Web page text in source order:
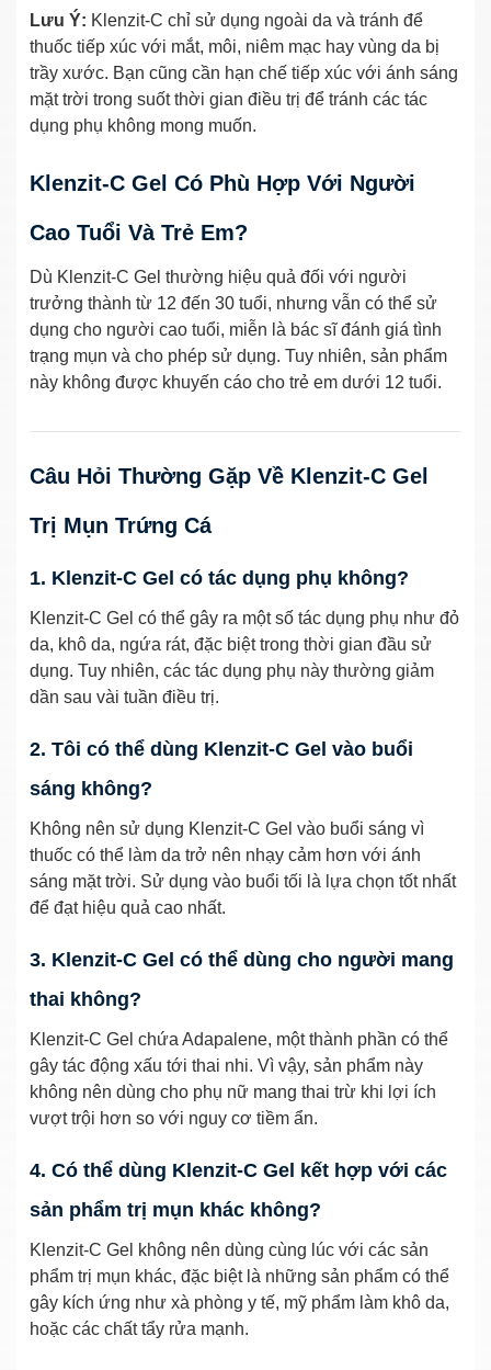
Lưu Ý: Klenzit-C chỉ sử dụng ngoài da và tránh để
thuốc tiếp xúc với mắt, môi, niêm mạc hay vùng da bị
trầy xước. Bạn cũng cần hạn chế tiếp xúc với ánh sáng
mặt trời trong suốt thời gian điều trị để tránh các tác
dụng phụ không mong muốn.
Klenzit-C Gel Có Phù Hợp Với Người
Cao Tuổi Và Trẻ Em?
Dù Klenzit-C Gel thường hiệu quả đối với người
trưởng thành từ 12 đến 30 tuổi, nhưng vẫn có thể sử
dụng cho người cao tuổi, miễn là bác sĩ đánh giá tình
trạng mụn và cho phép sử dụng. Tuy nhiên, sản phẩm
này không được khuyến cáo cho trẻ em dưới 12 tuổi.
Câu Hỏi Thường Gặp Về Klenzit-C Gel
Trị Mụn Trứng Cá
1. Klenzit-C Gel có tác dụng phụ không?
Klenzit-C Gel có thể gây ra một số tác dụng phụ như đỏ
da, khô da, ngứa rát, đặc biệt trong thời gian đầu sử
dụng. Tuy nhiên, các tác dụng phụ này thường giảm
dần sau vài tuần điều trị.
2. Tôi có thể dùng Klenzit-C Gel vào buổi
sáng không?
Không nên sử dụng Klenzit-C Gel vào buổi sáng vì
thuốc có thể làm da trở nên nhạy cảm hơn với ánh
sáng mặt trời. Sử dụng vào buổi tối là lựa chọn tốt nhất
để đạt hiệu quả cao nhất.
3. Klenzit-C Gel có thể dùng cho người mang
thai không?
Klenzit-C Gel chứa Adapalene, một thành phần có thể
gây tác động xấu tới thai nhi. Vì vậy, sản phẩm này
không nên dùng cho phụ nữ mang thai trừ khi lợi ích
vượt trội hơn so với nguy cơ tiềm ẩn.
4. Có thể dùng Klenzit-C Gel kết hợp với các
sản phẩm trị mụn khác không?
Klenzit-C Gel không nên dùng cùng lúc với các sản
phẩm trị mụn khác, đặc biệt là những sản phẩm có thể
gây kích ứng như xà phòng y tế, mỹ phẩm làm khô da,
hoặc các chất tẩy rửa mạnh.